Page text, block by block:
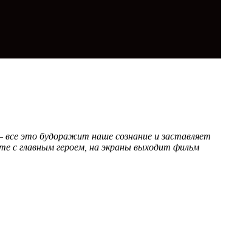
все это будоражит наше сознание и заставляет
с главным героем, на экраны выходит фильм